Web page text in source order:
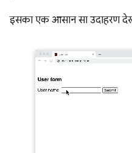
इसका एक आसान सा उदाहरण